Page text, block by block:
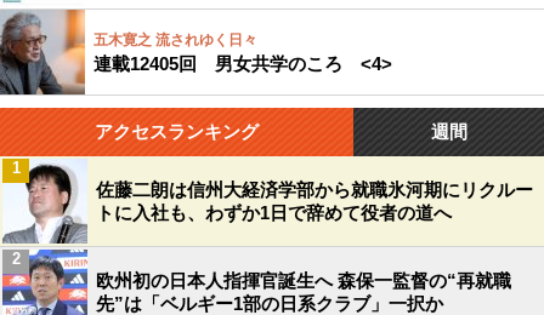
五木寛之 流されゆく日々
連載12405回 男女共学のころ <4>
アクセスランキング 週間
佐藤二朗は信州大経済学部から就職氷河期にリクルー
トに入社も、わずか1日で辞めて役者の道へ
1
欧州初の日本人指揮官誕生へ 森保一監督の“再就職
先”は「ベルギー1部の日系クラブ」一択か
2